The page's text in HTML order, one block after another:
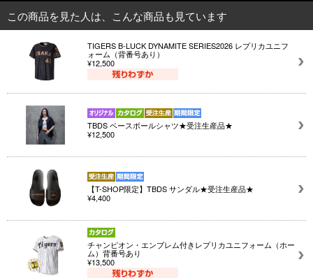
この商品を見た人は、こんな商品も見ています
TIGERS B-LUCK DYNAMITE SERIES2026 レプリカユニフ
ォーム（背番号あり）
¥12,500
TBDS ベースボールシャツ★受注生産品★
¥12,500
【T-SHOP限定】TBDS サンダル★受注生産品★
¥4,400
チャンピオン・エンブレム付きレプリカユニフォーム（ホー
ム）背番号あり
¥13,500